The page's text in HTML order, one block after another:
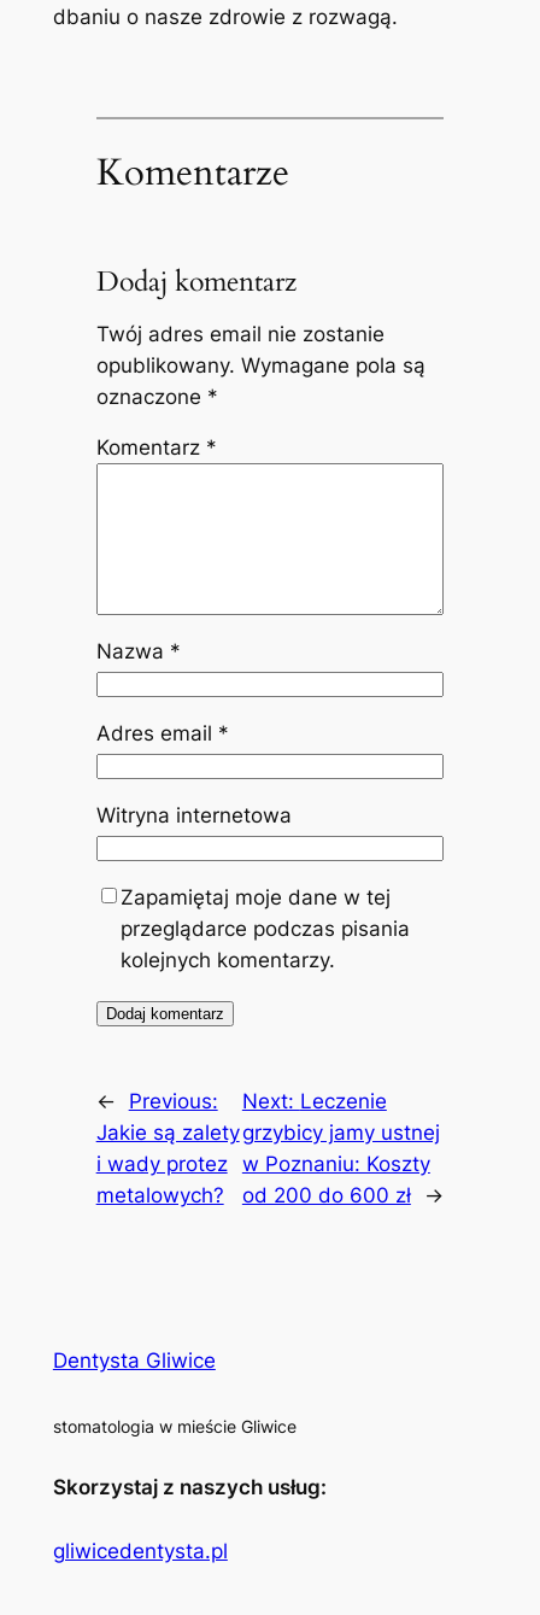
dbaniu o nasze zdrowie z rozwagą.
Komentarze
Dodaj komentarz
Twój adres email nie zostanie
opublikowany. Wymagane pola są
oznaczone *
Komentarz *
Nazwa *
Adres email *
Witryna internetowa
Zapamiętaj moje dane w tej
przeglądarce podczas pisania
kolejnych komentarzy.
←
Previous:
Jakie są zalety
i wady protez
metalowych?
Next: Leczenie
grzybicy jamy ustnej
w Poznaniu: Koszty
od 200 do 600 zł
→
Dentysta Gliwice
stomatologia w mieście Gliwice
Skorzystaj z naszych usług:
gliwicedentysta.pl